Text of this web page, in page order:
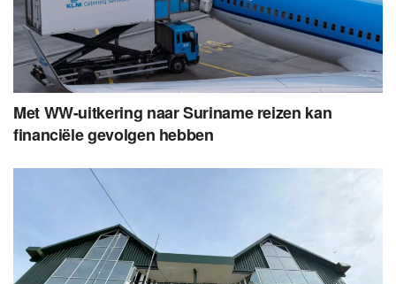
Met WW-uitkering naar Suriname reizen kan
financiële gevolgen hebben